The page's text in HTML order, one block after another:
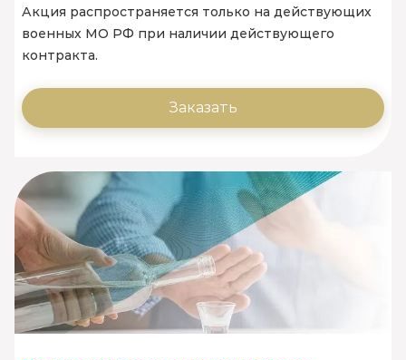
Акция распространяется только на действующих
военных МО РФ при наличии действующего
контракта.
Заказать